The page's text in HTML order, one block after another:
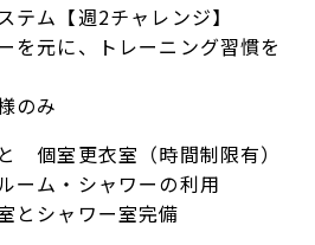
ム【週2チャレンジ】
を元に、トレーニング習慣を
のみ
個室更衣室（時間制限有）
ーム・シャワーの利用
とシャワー室完備